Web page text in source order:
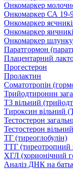
Онкомаркер
Онкомаркер СА 19-
Онкомаркер
Онкомаркер
Онкомаркер
Паратгормон
Плацентарний
Прогестерон
Пролактин
Соматотропін
Трийодтиронин
Т3 вільний
Тироксин вільний
Тестостерон
Тестостерон вільний
ТГ (тиреоглобулін)
ТТГ (тиреотропний
ХГЛ (хорионічний
Аналіз ДНК на